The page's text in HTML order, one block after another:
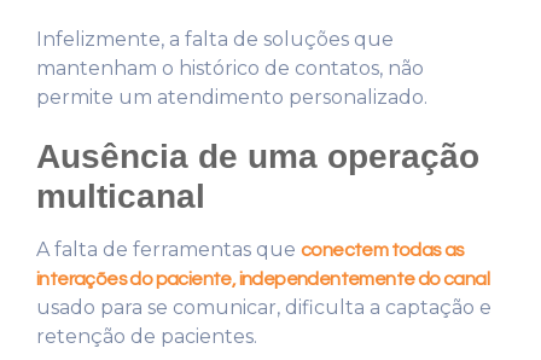
Infelizmente, a falta de soluções que
mantenham o histórico de contatos, não
permite um atendimento personalizado.
Ausência de uma operação
multicanal
A falta de ferramentas que conectem todas as
interações do paciente, independentemente do canal
usado para se comunicar, dificulta a captação e
retenção de pacientes.